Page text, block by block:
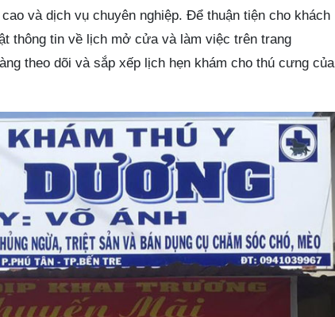
và dịch vụ chuyên nghiệp. Để thuận tiện cho khách
thông tin về lịch mở cửa và làm việc trên trang
theo dõi và sắp xếp lịch hẹn khám cho thú cưng của